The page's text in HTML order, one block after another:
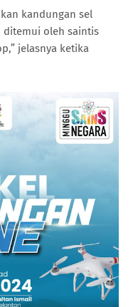
kandungan sel
oleh saintis
jelasnya ketika